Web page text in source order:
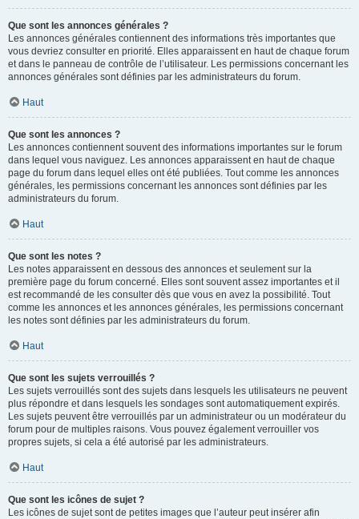
Que sont les annonces générales ?
Les annonces générales contiennent des informations très importantes que
vous devriez consulter en priorité. Elles apparaissent en haut de chaque forum
et dans le panneau de contrôle de l’utilisateur. Les permissions concernant les
annonces générales sont définies par les administrateurs du forum.
Haut
Que sont les annonces ?
Les annonces contiennent souvent des informations importantes sur le forum
dans lequel vous naviguez. Les annonces apparaissent en haut de chaque
page du forum dans lequel elles ont été publiées. Tout comme les annonces
générales, les permissions concernant les annonces sont définies par les
administrateurs du forum.
Haut
Que sont les notes ?
Les notes apparaissent en dessous des annonces et seulement sur la
première page du forum concerné. Elles sont souvent assez importantes et il
est recommandé de les consulter dès que vous en avez la possibilité. Tout
comme les annonces et les annonces générales, les permissions concernant
les notes sont définies par les administrateurs du forum.
Haut
Que sont les sujets verrouillés ?
Les sujets verrouillés sont des sujets dans lesquels les utilisateurs ne peuvent
plus répondre et dans lesquels les sondages sont automatiquement expirés.
Les sujets peuvent être verrouillés par un administrateur ou un modérateur du
forum pour de multiples raisons. Vous pouvez également verrouiller vos
propres sujets, si cela a été autorisé par les administrateurs.
Haut
Que sont les icônes de sujet ?
Les icônes de sujet sont de petites images que l’auteur peut insérer afin